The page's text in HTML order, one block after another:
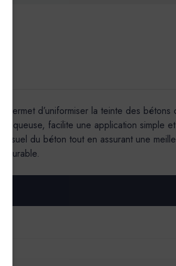
d’uniformiser la teinte des bétons
aqueuse, facilite une application simple
du béton tout en assurant une
durable.